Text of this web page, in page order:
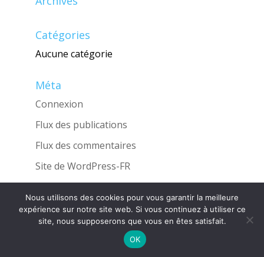
Catégories
Aucune catégorie
Méta
Connexion
Flux des publications
Flux des commentaires
Site de WordPress-FR
Une réalisation de l'AgenceINGLOBO
Nous utilisons des cookies pour vous garantir la meilleure
expérience sur notre site web. Si vous continuez à utiliser ce
site, nous supposerons que vous en êtes satisfait.
OK